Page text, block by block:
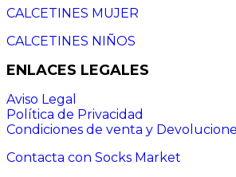
CALCETINES MUJER
CALCETINES NIÑOS
ENLACES LEGALES
Aviso Legal
Política de Privacidad
Condiciones de venta y
Contacta con Socks Market